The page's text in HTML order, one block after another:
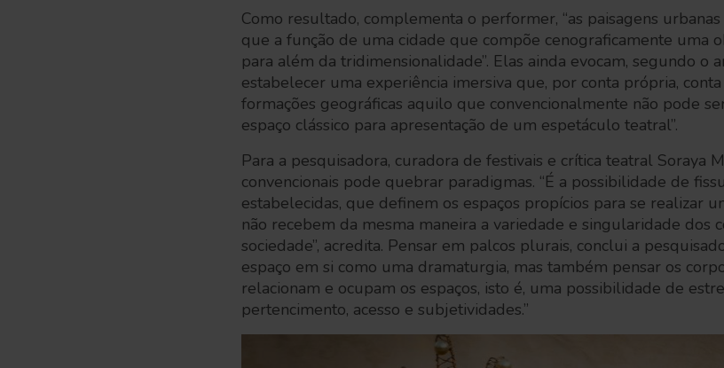
Como resultado, complementa o performer, “as paisagens
que a função de uma cidade que compõe cenograficamente uma
para além da tridimensionalidade”. Elas ainda evocam, segundo o
estabelecer uma experiência imersiva que, por conta própria,
formações geográficas aquilo que convencionalmente não pode
espaço clássico para apresentação de um espetáculo teatral”.
Para a pesquisadora, curadora de festivais e crítica teatral Soraya
convencionais pode quebrar paradigmas. “É a possibilidade de
estabelecidas, que definem os espaços propícios para se realizar
não recebem da mesma maneira a variedade e singularidade dos
sociedade”, acredita. Pensar em palcos plurais, conclui a
espaço em si como uma dramaturgia, mas também pensar os
relacionam e ocupam os espaços, isto é, uma possibilidade de
pertencimento, acesso e subjetividades.”